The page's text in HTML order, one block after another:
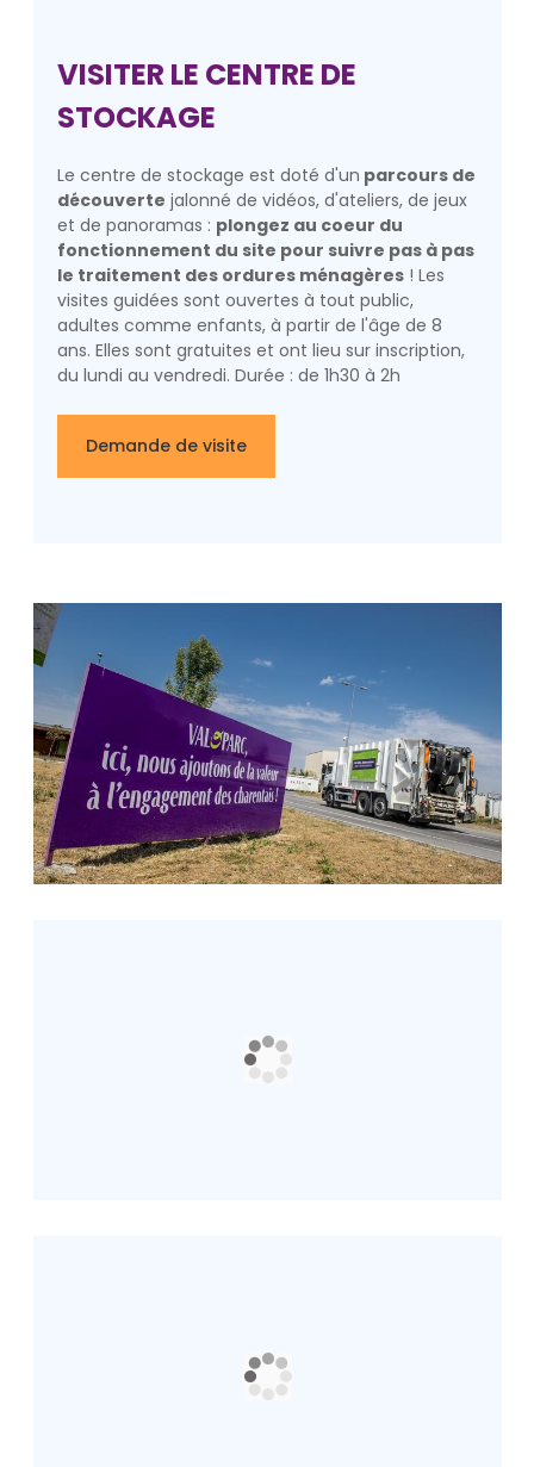
VISITER LE CENTRE DE
STOCKAGE
Le centre de stockage est doté d'un parcours de
découverte jalonné de vidéos, d'ateliers, de jeux
et de panoramas : plongez au coeur du
fonctionnement du site pour suivre pas à pas
le traitement des ordures ménagères! Les
visites guidées sont ouvertes à tout public,
adultes comme enfants, à partir de l'âge de 8
ans. Elles sont gratuites et ont lieu sur inscription,
du lundi au vendredi. Durée : de 1h30 à 2h
Demande de visite